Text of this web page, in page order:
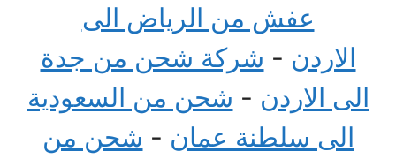
عفش من الرياض الى
الاردن - شركة شحن من جدة
الى الاردن - شحن من السعودية
الى سلطنة عمان - شحن من